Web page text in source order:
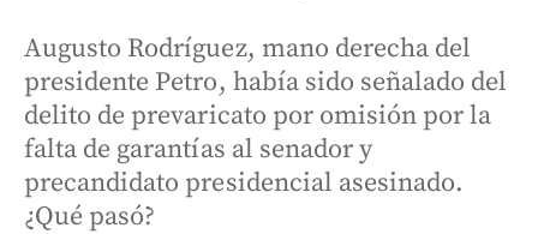
Augusto Rodríguez, mano derecha del
presidente Petro, había sido señalado del
delito de prevaricato por omisión por la
falta de garantías al senador y
precandidato presidencial asesinado.
¿Qué pasó?